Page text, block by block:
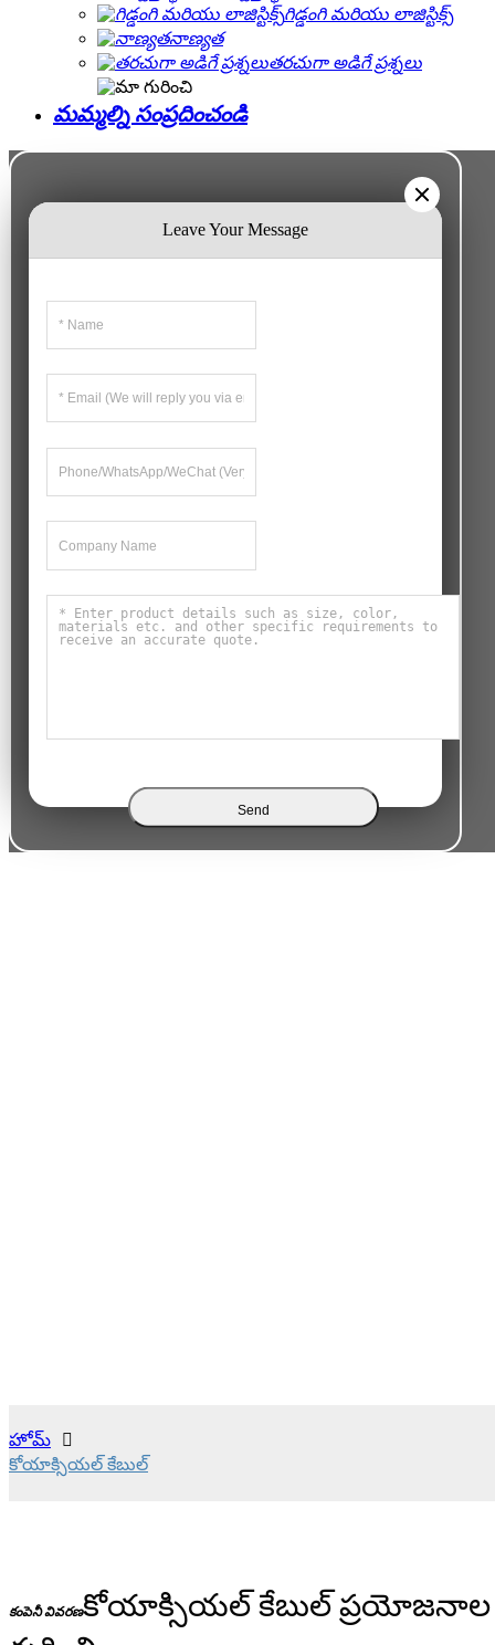
గిడ్డంగి మరియు లాజిస్టిక్స్
నాణ్యత
తరచుగా అడిగే ప్రశ్నలు
మమ్మల్ని సంప్రదించండి
Leave Your Message
Send
హోమ్
కోయాక్సియల్ కేబుల్
కంపెనీ వివరణకోయాక్సియల్ కేబుల్ ప్రయోజనాల